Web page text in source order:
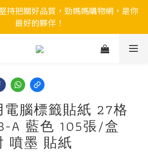
持把關好品質，勁媽媽購物網，是你
最好的夥伴！
腦標籤貼紙 27格
A 藍色 105張/盒
噴墨 貼紙